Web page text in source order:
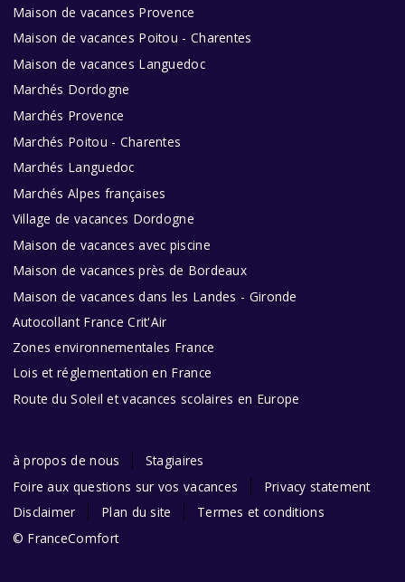
Maison de vacances Provence
Maison de vacances Poitou - Charentes
Maison de vacances Languedoc
Marchés Dordogne
Marchés Provence
Marchés Poitou - Charentes
Marchés Languedoc
Marchés Alpes françaises
Village de vacances Dordogne
Maison de vacances avec piscine
Maison de vacances près de Bordeaux
Maison de vacances dans les Landes - Gironde
Autocollant France Crit'Air
Zones environnementales France
Lois et réglementation en France
Route du Soleil et vacances scolaires en Europe
à propos de nous
Stagiaires
Foire aux questions sur vos vacances
Privacy statement
Disclaimer
Plan du site
Termes et conditions
© FranceComfort